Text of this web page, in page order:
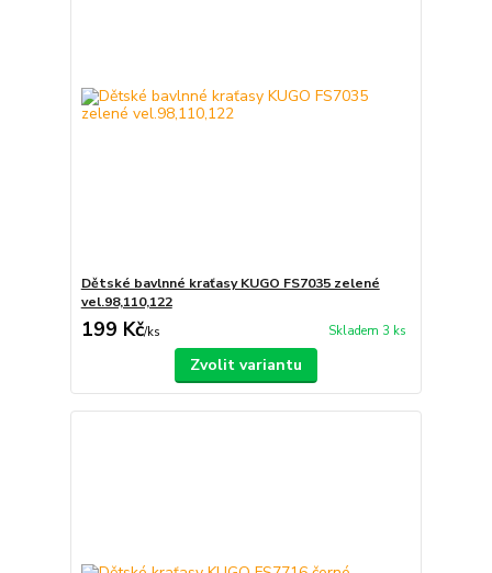
Dětské bavlnné kraťasy KUGO FS7035 zelené
vel.98,110,122
199 Kč/ks Skladem 3 ks
Zvolit variantu